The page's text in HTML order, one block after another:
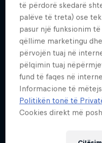
të përdorë skedarë
palëve të treta) ose
pasur një funksionim
qëllime marketingu
përvojën tuaj në
pëlqimin tuaj
fund të faqes në
Informacione të
Politikën tonë të
Cookies direkt më